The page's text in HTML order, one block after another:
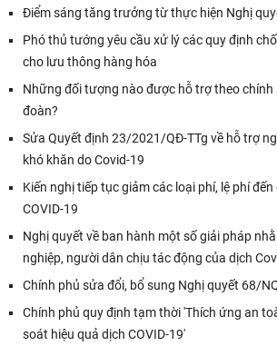
Điểm sáng tăng trưởng từ thực hiện Nghị
Phó thủ tướng yêu cầu xử lý các quy định
cho lưu thông hàng hóa
Những đối tượng nào được hỗ trợ theo chính
đoàn?
Sửa Quyết định 23/2021/QĐ-TTg về hỗ trợ
khó khăn do Covid-19
Kiến nghị tiếp tục giảm các loại phí, lệ phí
COVID-19
Nghị quyết về ban hành một số giải pháp
nghiệp, người dân chịu tác động của dịch
Chính phủ sửa đổi, bổ sung Nghị quyết 68/
Chính phủ quy định tạm thời 'Thích ứng an
soát hiệu quả dịch COVID-19'